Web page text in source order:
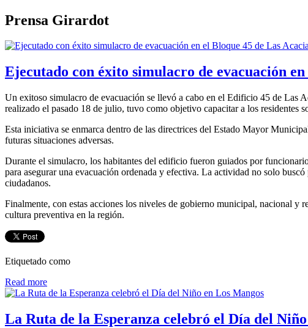
Prensa Girardot
Ejecutado con éxito simulacro de evacuación
Un exitoso simulacro de evacuación se llevó a cabo en el Edificio 45 de Las
realizado el pasado 18 de julio, tuvo como objetivo capacitar a los residentes
Esta iniciativa se enmarca dentro de las directrices del Estado Mayor
futuras situaciones adversas.
Durante el simulacro, los habitantes del edificio fueron guiados por
para asegurar una evacuación ordenada y efectiva. La actividad no solo
ciudadanos.
Finalmente, con estas acciones los niveles de gobierno municipal, nacional
cultura preventiva en la región.
Etiquetado como
Read more
La Ruta de la Esperanza celebró el Día del